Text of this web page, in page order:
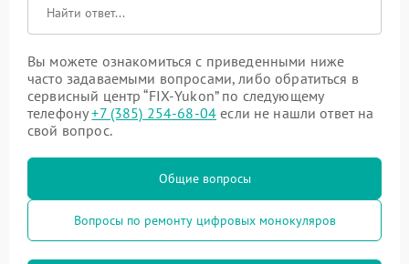
Вы можете ознакомиться с приведенными ниже
часто задаваемыми вопросами, либо обратиться в
сервисный центр “FIX-Yukon” по следующему
телефону+7 (385) 254-68-04 если не нашли ответ на
свой вопрос.
Общие вопросы
Вопросы по ремонту цифровых монокуляров